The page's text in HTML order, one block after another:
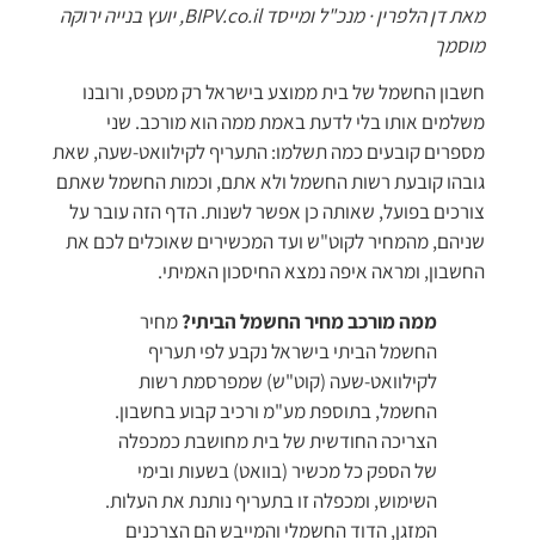
מאת דן הלפרין · מנכ"ל ומייסד BIPV.co.il, יועץ בנייה ירוקה
מוסמך
חשבון החשמל של בית ממוצע בישראל רק מטפס, ורובנו
משלמים אותו בלי לדעת באמת ממה הוא מורכב. שני
מספרים קובעים כמה תשלמו: התעריף לקילוואט-שעה, שאת
גובהו קובעת רשות החשמל ולא אתם, וכמות החשמל שאתם
צורכים בפועל, שאותה כן אפשר לשנות. הדף הזה עובר על
שניהם, מהמחיר לקוט"ש ועד המכשירים שאוכלים לכם את
החשבון, ומראה איפה נמצא החיסכון האמיתי.
ממה מורכב מחיר החשמל הביתי?מחיר
החשמל הביתי בישראל נקבע לפי תעריף
לקילוואט-שעה (קוט"ש) שמפרסמת רשות
החשמל, בתוספת מע"מ ורכיב קבוע בחשבון.
הצריכה החודשית של בית מחושבת כמכפלה
של הספק כל מכשיר (בוואט) בשעות ובימי
השימוש, ומכפלה זו בתעריף נותנת את העלות.
המזגן, הדוד החשמלי והמייבש הם הצרכנים